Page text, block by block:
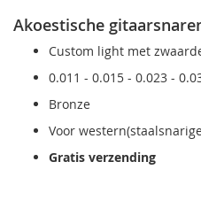
Akoestische
Custom light met
0.011 - 0.015 - 0.023 -
Bronze
Voor
Gratis verzending